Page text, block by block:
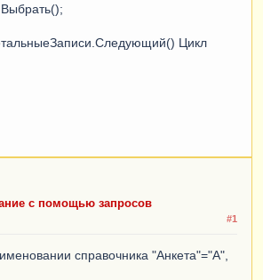
Цикл
с помощью запросов
#1
справочника "Анкета"="А",